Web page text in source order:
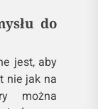
do
jest, aby
nie jak na
można